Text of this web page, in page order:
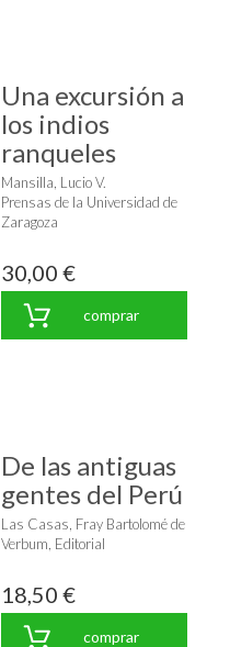
Una excursión a
los indios
ranqueles
Mansilla, Lucio V.
Prensas de la Universidad de
Zaragoza
30,00 €
comprar
De las antiguas
gentes del Perú
Las Casas, Fray Bartolomé de
Verbum, Editorial
18,50 €
comprar